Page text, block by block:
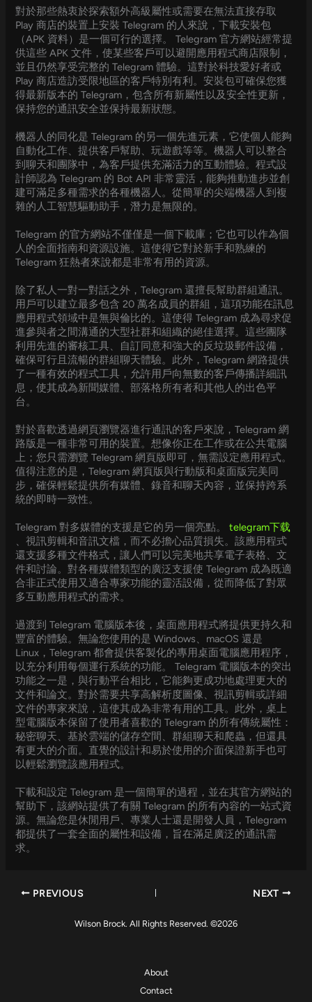
對於那些熱衷於探索額外高級屬性或需要在無法直接存取
Play 商店的裝置上安裝 Telegram 的人來說，下載安裝包
（APK 資料）是一個可行的選擇。 Telegram 官方網站經常提
供這些 APK 文件，使某些客戶可以避開應用程式商店限制，
並且仍然享受完整的 Telegram 體驗。這對於科技愛好者或
Play 商店造訪受限地區的客戶特別有利。安裝包可確保您獲
得最新版本的 Telegram，包含所有新屬性以及安全性更新，
保持您的通訊安全並保持最新狀態。
機器人的同化是 Telegram 的另一個先進元素，它使個人能夠
自動化工作、提供客戶幫助、玩遊戲等等。機器人可以整合
到聊天和團隊中，為客戶提供充滿活力的互動體驗。程式設
計師認為 Telegram 的 Bot API 非常靈活，能夠推動進步並創
建可滿足多種需求的各種機器人。從簡單的尖端機器人到複
雜的人工智慧驅動助手，潛力是無限的。
Telegram 的官方網站不僅僅是一個下載庫；它也可以作為個
人的全面指南和資源設施。這使得它對於新手和熟練的
Telegram 狂熱者來說都是非常有用的資源。
除了私人一對一對話之外，Telegram 還擅長幫助群組通訊。
用戶可以建立最多包含 20 萬名成員的群組，這項功能在訊息
應用程式領域中是無與倫比的。這使得 Telegram 成為尋求促
進參與者之間溝通的大型社群和組織的絕佳選擇。這些團隊
利用先進的審核工具、自訂同意和強大的反垃圾郵件設備，
確保可行且流暢的群組聊天體驗。此外，Telegram 網路提供
了一種有效的程式工具，允許用戶向無數的客戶傳播詳細訊
息，使其成為新聞媒體、部落格所有者和其他人的出色平
台。
對於喜歡透過網頁瀏覽器進行通訊的客戶來說，Telegram 網
路版是一種非常可用的裝置。想像你正在工作或在公共電腦
上；您只需瀏覽 Telegram 網頁版即可，無需設定應用程式。
值得注意的是，Telegram 網頁版與行動版和桌面版完美同
步，確保輕鬆提供所有媒體、錄音和聊天內容，並保持跨系
統的即時一致性。
Telegram 對多媒體的支援是它的另一個亮點。telegram下载
、視訊剪輯和音訊文檔，而不必擔心品質損失。該應用程式
還支援多種文件格式，讓人們可以完美地共享電子表格、文
件和討論。對各種媒體類型的廣泛支援使 Telegram 成為既適
合非正式使用又適合專家功能的靈活設備，從而降低了對眾
多互動應用程式的需求。
過渡到 Telegram 電腦版本後，桌面應用程式將提供更持久和
豐富的體驗。無論您使用的是 Windows、macOS 還是
Linux，Telegram 都會提供客製化的專用桌面電腦應用程序，
以充分利用每個運行系統的功能。 Telegram 電腦版本的突出
功能之一是，與行動平台相比，它能夠更成功地處理更大的
文件和論文。對於需要共享高解析度圖像、視訊剪輯或詳細
文件的專家來說，這使其成為非常有用的工具。此外，桌上
型電腦版本保留了使用者喜歡的 Telegram 的所有傳統屬性：
秘密聊天、基於雲端的儲存空間、群組聊天和爬蟲，但還具
有更大的介面。直覺的設計和易於使用的介面保證新手也可
以輕鬆瀏覽該應用程式。
下載和設定 Telegram 是一個簡單的過程，並在其官方網站的
幫助下，該網站提供了有關 Telegram 的所有內容的一站式資
源。無論您是休閒用戶、專業人士還是開發人員，Telegram
都提供了一套全面的屬性和設備，旨在滿足廣泛的通訊需
求。
PREVIOUS NEXT
Wilson Brock. All Rights Reserved. ©2026
About
Contact